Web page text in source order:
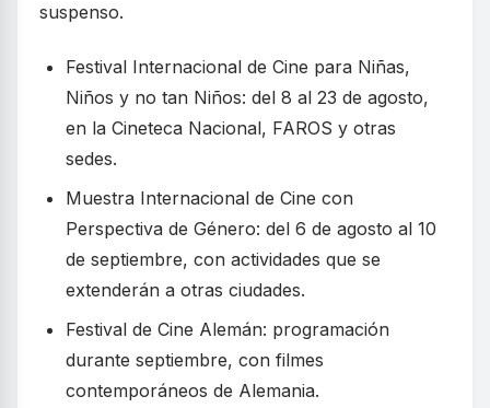
suspenso.
Festival Internacional de Cine para Niñas,
Niños y no tan Niños: del 8 al 23 de agosto,
en la Cineteca Nacional, FAROS y otras
sedes.
Muestra Internacional de Cine con
Perspectiva de Género: del 6 de agosto al 10
de septiembre, con actividades que se
extenderán a otras ciudades.
Festival de Cine Alemán: programación
durante septiembre, con filmes
contemporáneos de Alemania.